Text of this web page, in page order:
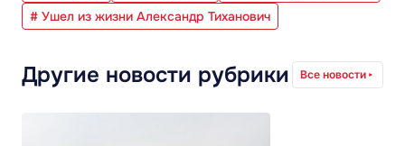
# Ушел из жизни Александр Тиханович
Другие новости рубрики Все новости